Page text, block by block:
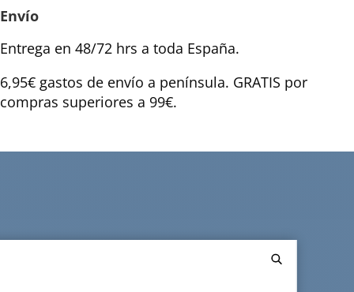
Envío
Entrega en 48/72 hrs a toda España.
6,95€ gastos de envío a península. GRATIS por
compras superiores a 99€.